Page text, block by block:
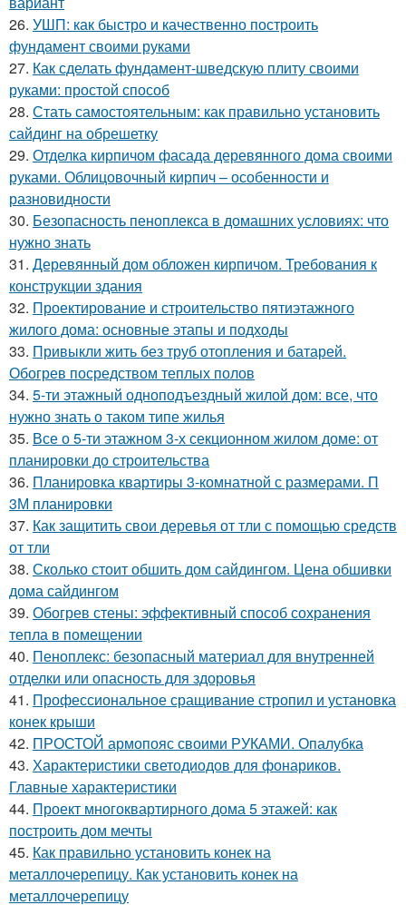
26. УШП: как быстро и качественно построить
фундамент своими руками
27. Как сделать фундамент-шведскую плиту своими
руками: простой способ
28. Стать самостоятельным: как правильно установить
сайдинг на обрешетку
29. Отделка кирпичом фасада деревянного дома своими
руками. Облицовочный кирпич – особенности и
разновидности
30. Безопасность пеноплекса в домашних условиях: что
нужно знать
31. Деревянный дом обложен кирпичом. Требования к
конструкции здания
32. Проектирование и строительство пятиэтажного
жилого дома: основные этапы и подходы
33. Привыкли жить без труб отопления и батарей.
Обогрев посредством теплых полов
34. 5-ти этажный одноподъездный жилой дом: все, что
нужно знать о таком типе жилья
35. Все о 5-ти этажном 3-х секционном жилом доме: от
планировки до строительства
36. Планировка квартиры 3-комнатной с размерами. П
3М планировки
37. Как защитить свои деревья от тли с помощью средств
от тли
38. Сколько стоит обшить дом сайдингом. Цена обшивки
дома сайдингом
39. Обогрев стены: эффективный способ сохранения
тепла в помещении
40. Пеноплекс: безопасный материал для внутренней
отделки или опасность для здоровья
41. Профессиональное сращивание стропил и установка
конек крыши
42. ПРОСТОЙ армопояс своими РУКАМИ. Опалубка
43. Характеристики светодиодов для фонариков.
Главные характеристики
44. Проект многоквартирного дома 5 этажей: как
построить дом мечты
45. Как правильно установить конек на
металлочерепицу. Как установить конек на
металлочерепицу